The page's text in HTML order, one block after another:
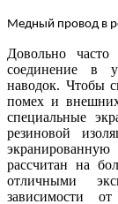
Медный провод в
Довольно часто
соединение в
наводок. Чтобы
помех и
специальные
резиновой
рассчитан на
отличными
зависимости